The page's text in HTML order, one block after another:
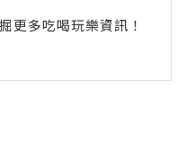
多吃喝玩樂資訊！